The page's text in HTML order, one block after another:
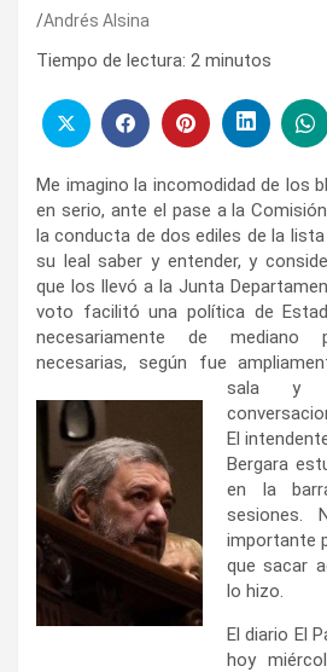
Andrés Alsina
Tiempo de lectura: 2 minutos
Me imagino la incomodidad de los
en serio, ante el pase a la
la conducta de dos ediles de la
su leal saber y entender, y
que los llevó a la Junta
voto facilitó una política de
necesariamente de mediano
necesarias, según fue
sala y
El
Bergara
en la
sesiones.
importante
que sacar
lo hizo.
El diario El
hoy